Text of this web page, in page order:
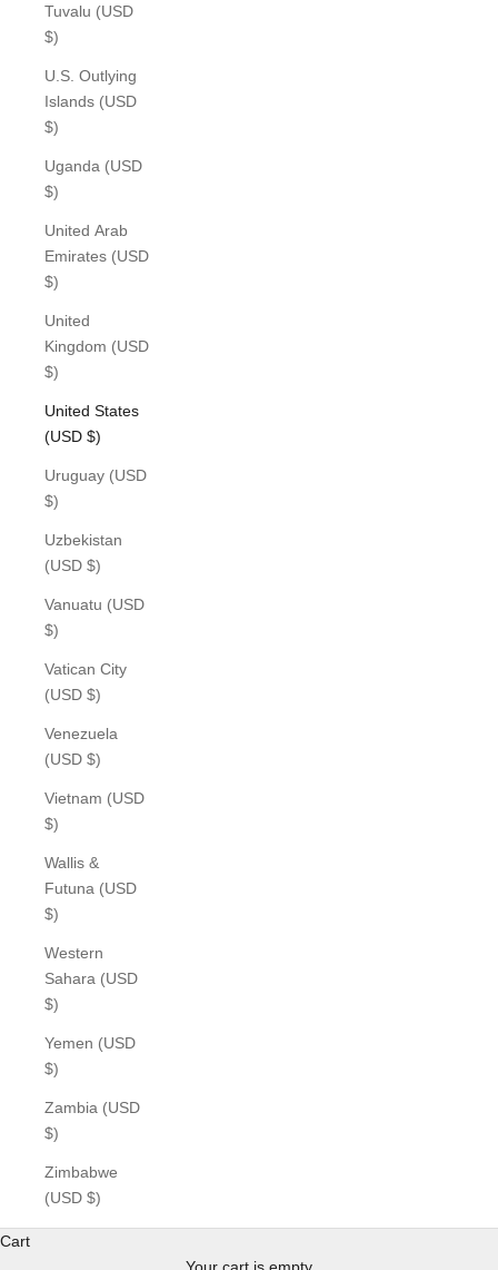
Tuvalu (USD
$)
U.S. Outlying
Islands (USD
$)
Uganda (USD
$)
United Arab
Emirates (USD
$)
United
Kingdom (USD
$)
United States
(USD $)
Uruguay (USD
$)
Uzbekistan
(USD $)
Vanuatu (USD
$)
Vatican City
(USD $)
Venezuela
(USD $)
Vietnam (USD
$)
Wallis &
Futuna (USD
$)
Western
Sahara (USD
$)
Yemen (USD
$)
Zambia (USD
$)
Zimbabwe
(USD $)
Cart
Your cart is empty